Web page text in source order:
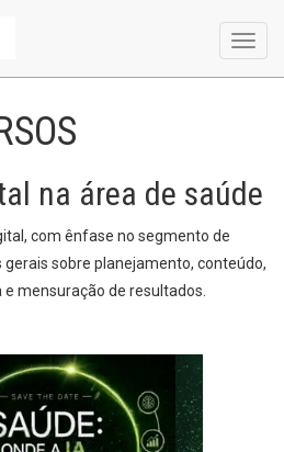
na área de saúde
com ênfase no segmento de
sobre planejamento, conteúdo,
mensuração de resultados.